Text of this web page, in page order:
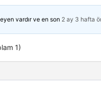
vardır ve en son 2 ay 3 hafta
1)